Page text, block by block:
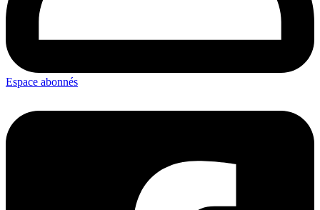
Espace abonnés